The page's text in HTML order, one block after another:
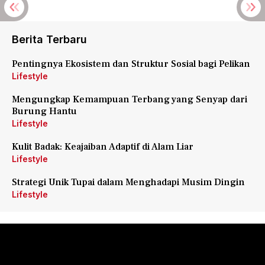
Berita Terbaru
Pentingnya Ekosistem dan Struktur Sosial bagi Pelikan
Lifestyle
Mengungkap Kemampuan Terbang yang Senyap dari
Burung Hantu
Lifestyle
Kulit Badak: Keajaiban Adaptif di Alam Liar
Lifestyle
Strategi Unik Tupai dalam Menghadapi Musim Dingin
Lifestyle